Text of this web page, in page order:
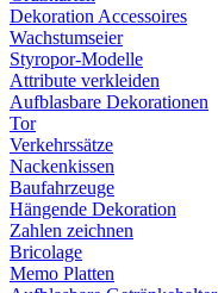
Dekoration Accessoires
Wachstumseier
Styropor-Modelle
Attribute verkleiden
Aufblasbare Dekorationen
Tor
Verkehrssätze
Nackenkissen
Baufahrzeuge
Hängende Dekoration
Zahlen zeichnen
Bricolage
Memo Platten